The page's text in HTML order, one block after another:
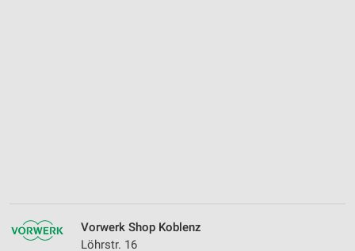
Vorwerk Shop Koblenz
Löhrstr. 16